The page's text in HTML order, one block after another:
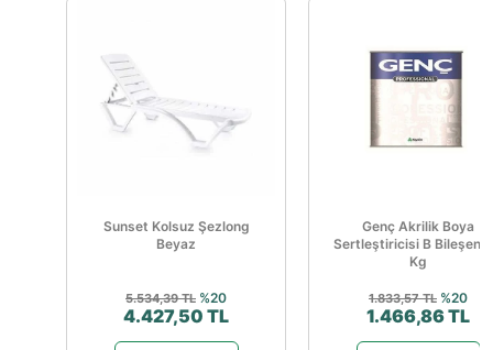
Sunset Kolsuz Şezlong
Beyaz
5.534,39 TL %20
4.427,50 TL
Genç Akrilik Boya
Sertleştiricisi B Bileşen
Kg
1.833,57 TL %20
1.466,86 TL